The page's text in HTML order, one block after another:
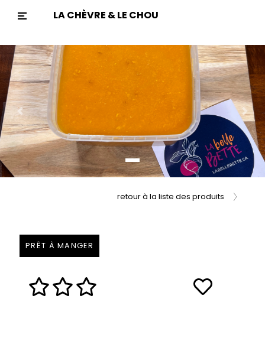
LA CHÈVRE & LE CHOU
Previous Next
PRÊT À MANGER
retour à la liste des produits